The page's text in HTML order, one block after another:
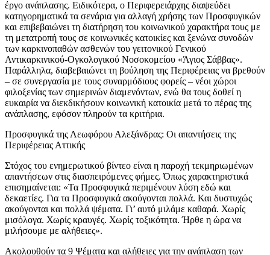
έργο ανάπλασης. Ειδικότερα, ο Περιφερειάρχης διαψεύδει
κατηγορηματικά τα σενάρια για αλλαγή χρήσης των Προσφυγικών
και επιβεβαιώνει τη διατήρηση του κοινωνικού χαρακτήρα τους με
τη μετατροπή τους σε κοινωνικές κατοικίες και ξενώνα συνοδών
των καρκινοπαθών ασθενών του γειτονικού Γενικού
Αντικαρκινικού-Ογκολογικού Νοσοκομείου «Άγιος Σάββας».
Παράλληλα, διαβεβαιώνει τη βούληση της Περιφέρειας να βρεθούν
– σε συνεργασία με τους συναρμόδιους φορείς – νέοι χώροι
φιλοξενίας των σημερινών διαμενόντων, ενώ θα τους δοθεί η
ευκαιρία να διεκδικήσουν κοινωνική κατοικία μετά το πέρας της
ανάπλασης, εφόσον πληρούν τα κριτήρια.
Προσφυγικά της Λεωφόρου Αλεξάνδρας: Οι απαντήσεις της
Περιφέρειας Αττικής
Στόχος του ενημερωτικού βίντεο είναι η παροχή τεκμηριωμένων
απαντήσεων στις διασπειρόμενες φήμες. Όπως χαρακτηριστικά
επισημαίνεται: «Τα Προσφυγικά περιμένουν λύση εδώ και
δεκαετίες. Για τα Προσφυγικά ακούγονται πολλά. Και δυστυχώς
ακούγονται και πολλά ψέματα. Γι’ αυτό μιλάμε καθαρά. Χωρίς
μισόλογα. Χωρίς κραυγές. Χωρίς τοξικότητα. Ήρθε η ώρα να
μιλήσουμε με αλήθειες».
Ακολουθούν τα 9 Ψέματα και αλήθειες για την ανάπλαση των